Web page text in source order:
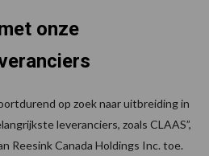
onze
op zoek naar uitbreiding in
leveranciers, zoals CLAAS”,
Reesink Canada Holdings Inc. toe.